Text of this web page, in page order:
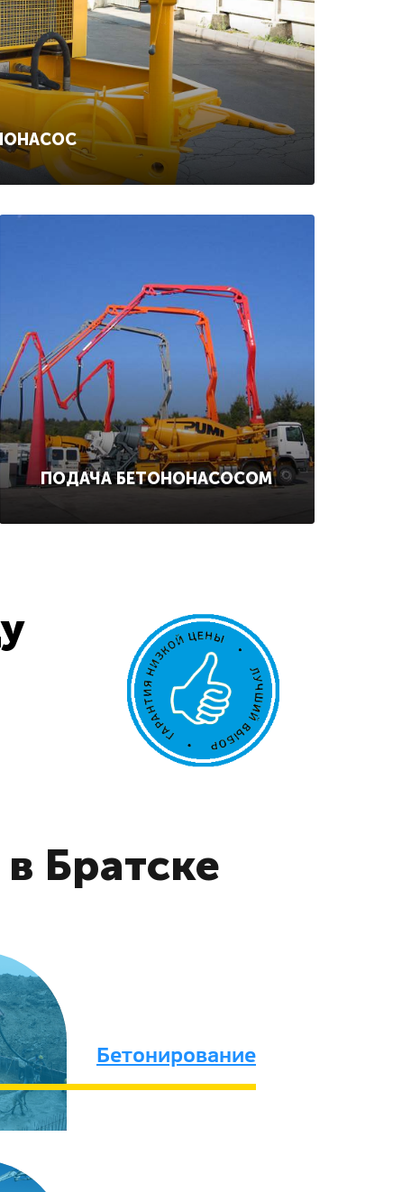
ПОДАЧА БЕТОНОНАСОСОМ
Братске
Бетонирование